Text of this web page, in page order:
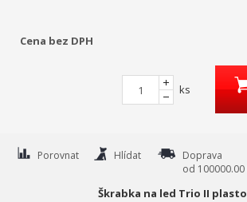
Cena bez DPH
ks
Porovnat Hlídat
Doprava
od 100000.00
Škrabka na led Trio II